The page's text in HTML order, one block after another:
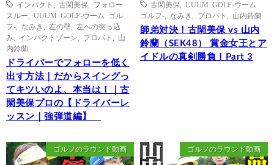
インパクト
古閑美保
フォロー
スルー
UUUM GOLF-ウーム ゴル
フ-
なみき 左の壁
左への突っ込
み
インパクトゾーン プロバト
山
内鈴蘭
ドライバーでフォローを低く
出す方法｜だからスイングっ
てキツいのよ、本当は！｜古
閑美保プロの【ドライバーレ
ッスン｜強弾道編】
古閑美保
UUUM GOLF-ウーム
ゴルフ-
なみき プロバト 山内鈴蘭
師弟対決！古閑美保 vs 山内
鈴蘭（SEK48） 賞金女王とア
イドルの真剣勝負！Part 3
ゴルフのラウンド動画 ゴルフのラウンド動画